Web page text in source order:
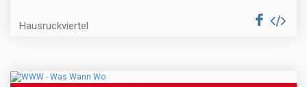
Hausruckviertel